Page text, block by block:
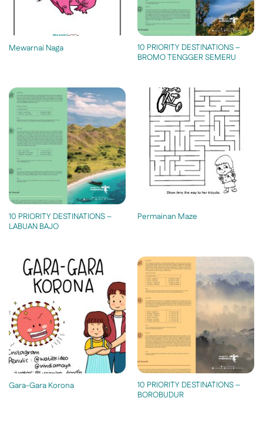
Mewarnai Naga
10 PRIORITY DESTINATIONS –
BROMO TENGGER SEMERU
10 PRIORITY DESTINATIONS –
LABUAN BAJO
Permainan Maze
Gara-Gara Korona
10 PRIORITY DESTINATIONS –
BOROBUDUR